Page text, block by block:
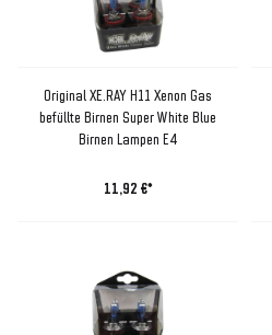
Original XE.RAY H11 Xenon Gas
befüllte Birnen Super White Blue
Birnen Lampen E4
11,92 €*